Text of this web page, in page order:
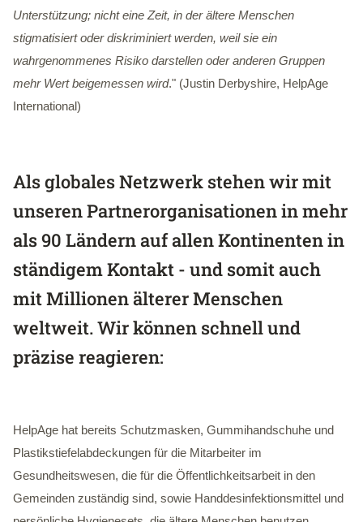
Unterstützung; nicht eine Zeit, in der ältere Menschen
stigmatisiert oder diskriminiert werden, weil sie ein
wahrgenommenes Risiko darstellen oder anderen Gruppen
mehr Wert beigemessen wird." (Justin Derbyshire, HelpAge
International)
Als globales Netzwerk stehen wir mit
unseren Partnerorganisationen in mehr
als 90 Ländern auf allen Kontinenten in
ständigem Kontakt - und somit auch
mit Millionen älterer Menschen
weltweit. Wir können schnell und
präzise reagieren:
HelpAge hat bereits Schutzmasken, Gummihandschuhe und
Plastikstiefelabdeckungen für die Mitarbeiter im
Gesundheitswesen, die für die Öffentlichkeitsarbeit in den
Gemeinden zuständig sind, sowie Handdesinfektionsmittel und